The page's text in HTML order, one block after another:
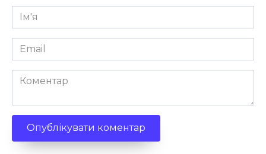
Ім'я
*
Email
*
Коментар